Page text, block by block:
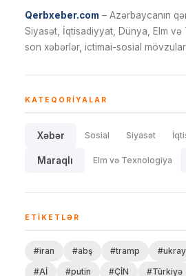
Qerbxeber.com – Azərbaycanın
Siyasət, İqtisadiyyat, Dünya, Elm
son xəbərlər, ictimai-sosial
KATEQORIYALAR
Xəbər Sosial Siyasət
Maraqlı Elm və Texnologiya
ETIKETLƏR
#iran #abş #tramp
#Aİ
#putin #ÇİN #Türkiyə